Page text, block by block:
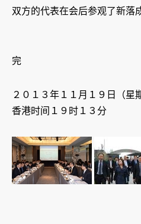
双方的代表在会后参观了新落
完
２０１３年１１月１９日（星
香港时间１９时１３分